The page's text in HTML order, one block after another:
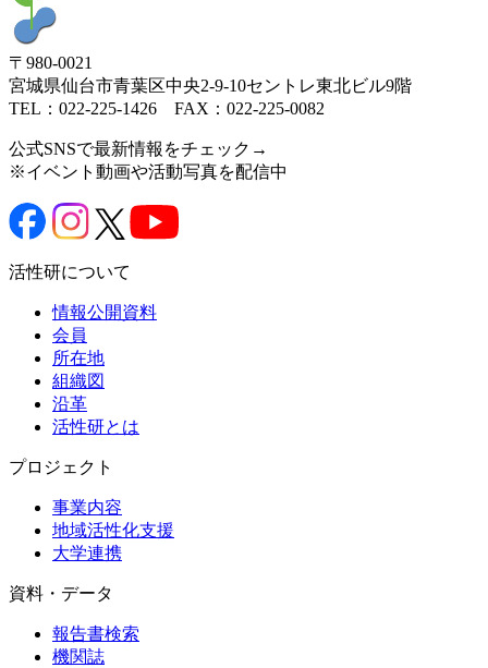
〒980-0021
宮城県仙台市青葉区中央2-9-10セントレ東北ビル9階
TEL：022-225-1426 FAX：022-225-0082
公式SNSで最新情報をチェック→
※イベント動画や活動写真を配信中
活性研について
情報公開資料
会員
所在地
組織図
沿革
活性研とは
プロジェクト
事業内容
地域活性化支援
大学連携
資料・データ
報告書検索
機関誌